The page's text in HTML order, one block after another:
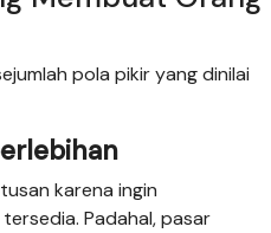
pola pikir yang dinilai
karena ingin
Padahal, pasar